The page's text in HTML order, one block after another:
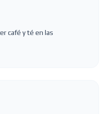
café y té en las